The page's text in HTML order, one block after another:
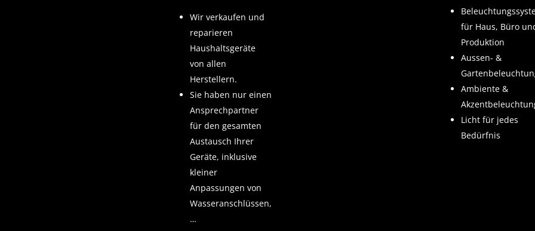
Wir verkaufen und
reparieren
Haushaltsgeräte
von allen
Herstellern.
Sie haben nur einen
Ansprechpartner
für den gesamten
Austausch Ihrer
Geräte, inklusive
kleiner
Anpassungen von
Wasseranschlüssen,
…
für Haus, Büro
Produktion
Aussen- &
Ambiente &
Licht für jedes
Bedürfnis